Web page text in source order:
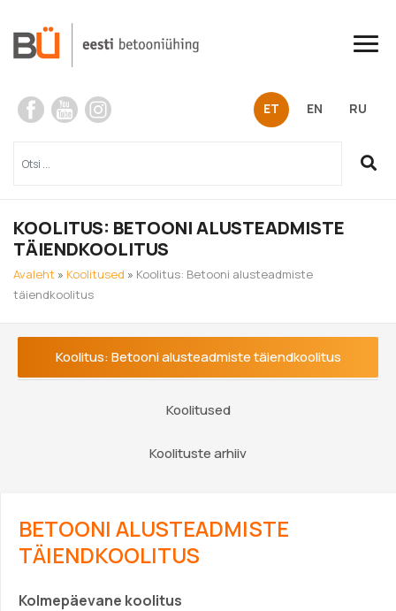
content
ET EN RU
KOOLITUS: BETOONI ALUSTEADMISTE
TÄIENDKOOLITUS
Avaleht » Koolitused » Koolitus: Betooni alusteadmiste
täiendkoolitus
Koolitus: Betooni alusteadmiste täiendkoolitus
Koolitused
Koolituste arhiiv
BETOONI ALUSTEADMISTE
TÄIENDKOOLITUS
Kolmepäevane koolitus